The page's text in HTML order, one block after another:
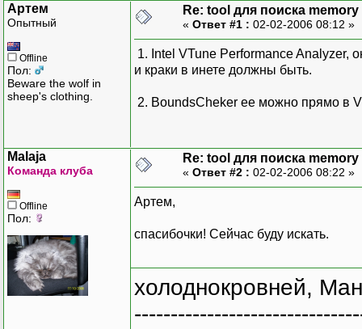
Артем
Опытный
Offline
Пол:
Beware the wolf in
sheep's clothing.
Re: tool для поиска memory
« Ответ #1 : 02-02-2006 08:12 »
1. Intel VTune Performance Analyzer,
и краки в инете должны быть.
2. BoundsCheker ее можно прямо в
Malaja
Команда клуба
Offline
Пол:
Re: tool для поиска memory
« Ответ #2 : 02-02-2006 08:22 »
Артем,
спасибочки! Сейчас буду искать.
холоднокровней,